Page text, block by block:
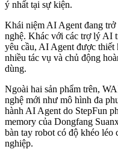
ý nhất tại sự kiện.
Khái niệm AI Agent đang
nghệ. Khác với các trợ lý AI
yêu cầu, AI Agent được thiết
nhiều tác vụ và chủ động
dùng.
Ngoài hai sản phẩm trên,
nghệ mới như mô hình đa
hành AI Agent do StepFun
memory của Dongfang
bàn tay robot có độ khéo léo
nghiệp.